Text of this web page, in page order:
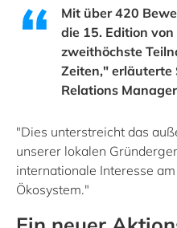
Mit über 420
die 15. Edition
zweithöchste
Zeiten," erläuterte
Relations
"Dies unterstreicht das
unserer lokalen
internationale Interesse
Ökosystem."